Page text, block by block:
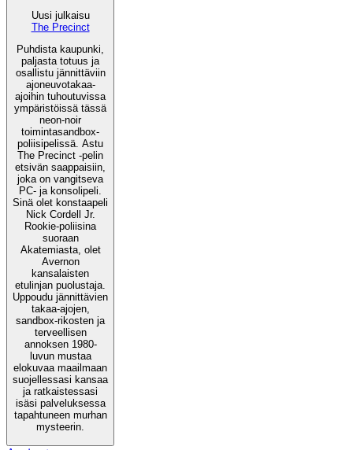
Uusi julkaisu
The Precinct
Puhdista kaupunki,
paljasta totuus ja
osallistu jännittäviin
ajoneuvotakaa-
ajoihin tuhoutuvissa
ympäristöissä tässä
neon-noir
toimintasandbox-
poliisipelissä. Astu
The Precinct -pelin
etsivän saappaisiin,
joka on vangitseva
PC- ja konsolipeli.
Sinä olet konstaapeli
Nick Cordell Jr.
Rookie-poliisina
suoraan
Akatemiasta, olet
Avernon
kansalaisten
etulinjan puolustaja.
Uppoudu jännittävien
takaa-ajojen,
sandbox-rikosten ja
terveellisen
annoksen 1980-
luvun mustaa
elokuvaa maailmaan
suojellessasi kansaa
ja ratkaistessasi
isäsi palveluksessa
tapahtuneen murhan
mysteerin.